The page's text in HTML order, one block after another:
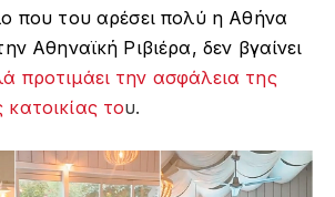
που του αρέσει πολύ η Αθήνα
Αθηναϊκή Ριβιέρα, δεν βγαίνει
προτιμάει την ασφάλεια της
κατοικίας του.